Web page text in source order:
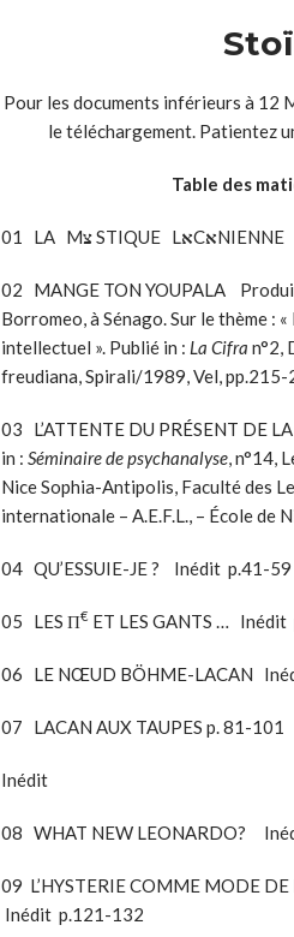
Pour les documents inférieurs à 12
le téléchargement. Patientez
Table des
01 LA MצSTIQUE LאCאNIENNE
02 MANGE TON YOUPALA
Borromeo, à Sénago. Sur le thème :
intellectuel ». Publié in : La Cifra n°2,
freudiana, Spirali/1989, Vel,
03 L’ATTENTE DU PRÉSENT DE
in : Séminaire de psychanalyse, n°14,
Nice Sophia-Antipolis, Faculté des
internationale – A.E.F.L., – École de
04 QU’ESSUIE-JE ? Inédit p.41-59
05 LES Π€ ET LES GANTS … Inédit
06 LE NŒUD BÖHME-LACAN
07 LACAN AUX TAUPES p. 81-101
Inédit
08 WHAT NEW LEONARDO?
09 L’HYSTERIE COMME MODE
Inédit p.121-132